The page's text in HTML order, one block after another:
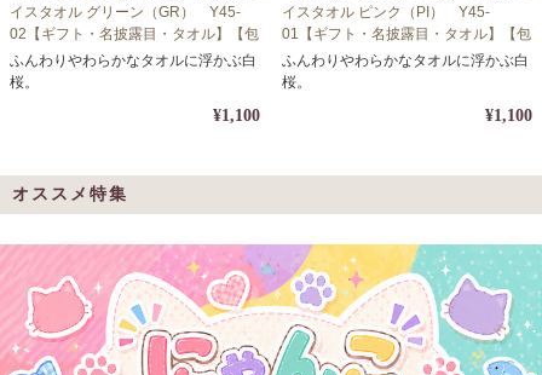
イスタオル グリーン（GR） Y45-
02【ギフト・名披露目・タオル】【包
装・熨斗対応】
ふんわりやわらかなタオルに浮かぶ白
桜。
¥1,100
イスタオル ピンク（PI） Y45-
01【ギフト・名披露目・タオル】【包
装・熨斗対応】
ふんわりやわらかなタオルに浮かぶ白
桜。
¥1,100
オススメ特集